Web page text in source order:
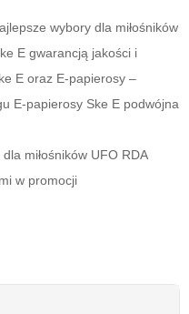
wybory dla miłośników
E gwarancją jakości i
E oraz E-papierosy –
E-papierosy Ske E podwójna
miłośników UFO RDA
w promocji